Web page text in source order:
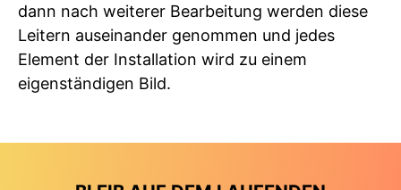
dann nach weiterer Bearbeitung werden diese
Leitern auseinander genommen und jedes
Element der Installation wird zu einem
eigenständigen Bild.